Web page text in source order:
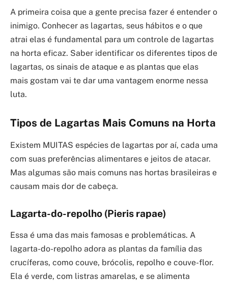
A primeira coisa que a gente precisa fazer é entender o
inimigo. Conhecer as lagartas, seus hábitos e o que
atrai elas é fundamental para um controle de lagartas
na horta eficaz. Saber identificar os diferentes tipos de
lagartas, os sinais de ataque e as plantas que elas
mais gostam vai te dar uma vantagem enorme nessa
luta.
Tipos de Lagartas Mais Comuns na Horta
Existem MUITAS espécies de lagartas por aí, cada uma
com suas preferências alimentares e jeitos de atacar.
Mas algumas são mais comuns nas hortas brasileiras e
causam mais dor de cabeça.
Lagarta-do-repolho (Pieris rapae)
Essa é uma das mais famosas e problemáticas. A
lagarta-do-repolho adora as plantas da família das
crucíferas, como couve, brócolis, repolho e couve-flor.
Ela é verde, com listras amarelas, e se alimenta